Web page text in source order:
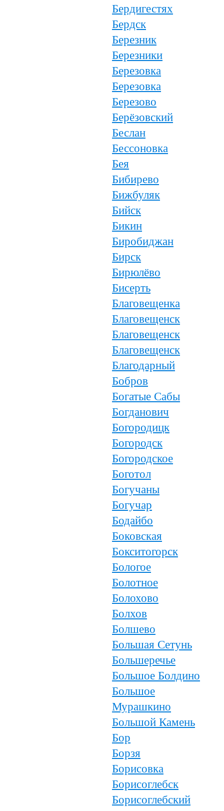
Бердигестях
Бердск
Березник
Березники
Березовка
Березовка
Березово
Берёзовский
Беслан
Бессоновка
Бея
Бибирево
Бижбуляк
Бийск
Бикин
Биробиджан
Бирск
Бирюлёво
Бисерть
Благовещенка
Благовещенск
Благовещенск
Благовещенск
Благодарный
Бобров
Богатые Сабы
Богданович
Богородицк
Богородск
Богородское
Боготол
Богучаны
Богучар
Бодайбо
Боковская
Бокситогорск
Бологое
Болотное
Болохово
Болхов
Болшево
Большая Сетунь
Большеречье
Большое Болдино
Большое
Мурашкино
Большой Камень
Бор
Борзя
Борисовка
Борисоглебск
Борисоглебский